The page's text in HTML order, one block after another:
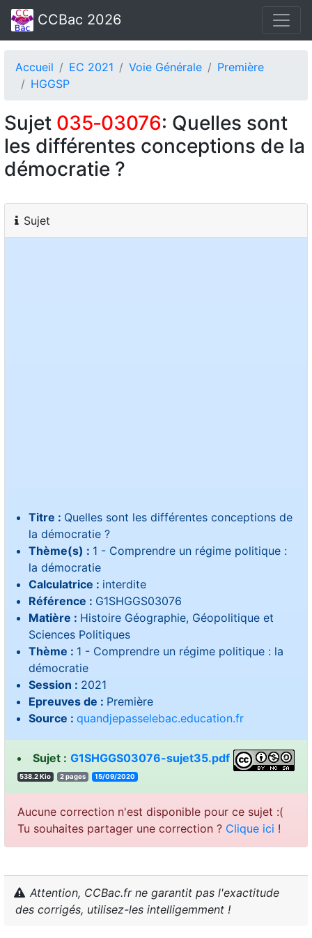
CCBac 2026
Accueil EC 2021 Voie Générale
Première
HGGSP
Sujet 035‑03076: Quelles sont
les différentes conceptions de la
démocratie ?
Sujet
Titre : Quelles sont les différentes conceptions de
la démocratie ?
Thème(s) : 1 - Comprendre un régime politique :
la démocratie
Calculatrice : interdite
Référence : G1SHGGS03076
Matière : Histoire Géographie, Géopolitique et
Sciences Politiques
Thème : 1 - Comprendre un régime politique : la
démocratie
Session : 2021
Epreuves de : Première
Source : quandjepasselebac.education.fr
Sujet : G1SHGGS03076-sujet35.pdf
538.2 Kio 2 pages 15/09/2020
Aucune correction n'est disponible pour ce sujet :(
Tu souhaites partager une correction ? Clique ici !
Attention, CCBac.fr ne garantit pas l'exactitude
des corrigés, utilisez-les intelligemment !